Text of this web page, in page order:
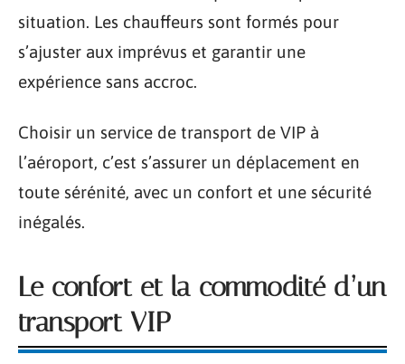
situation. Les chauffeurs sont formés pour
s’ajuster aux imprévus et garantir une
expérience sans accroc.
Choisir un service de transport de VIP à
l’aéroport, c’est s’assurer un déplacement en
toute sérénité, avec un confort et une sécurité
inégalés.
Le confort et la commodité d’un
transport VIP